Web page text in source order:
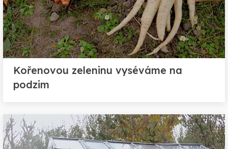
Kořenovou zeleninu vyséváme na
podzim